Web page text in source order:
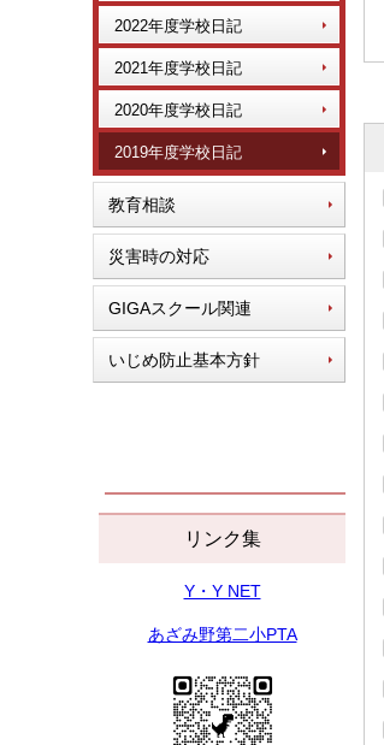
2022年度学校日記
2021年度学校日記
2020年度学校日記
2019年度学校日記
教育相談
災害時の対応
GIGAスクール関連
いじめ防止基本方針
リンク集
Y・Y NET
あざみ野第二小PTA